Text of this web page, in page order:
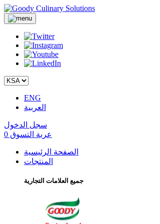
ENG
العربية
سجل الدخول
عربة التسوق 0
الصفحة الرئيسية
المنتجات
جميع العلامات التجارية